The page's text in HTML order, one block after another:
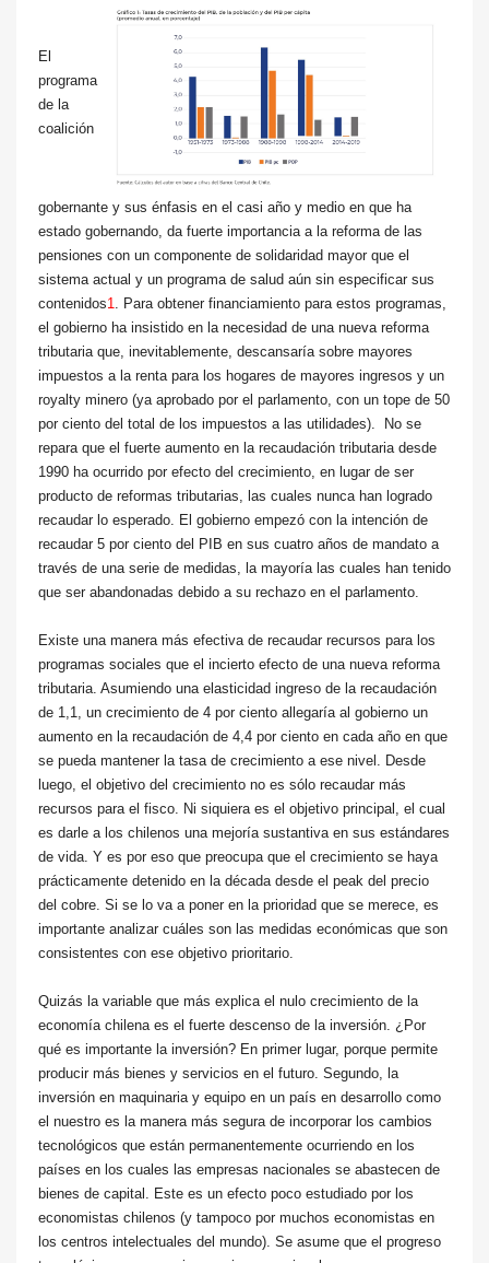
El
programa
de la
coalición
gobernante y sus énfasis en el casi año y medio en que ha
estado gobernando, da fuerte importancia a la reforma de las
pensiones con un componente de solidaridad mayor que el
sistema actual y un programa de salud aún sin especificar sus
contenidos1. Para obtener financiamiento para estos programas,
el gobierno ha insistido en la necesidad de una nueva reforma
tributaria que, inevitablemente, descansaría sobre mayores
impuestos a la renta para los hogares de mayores ingresos y un
royalty minero (ya aprobado por el parlamento, con un tope de 50
por ciento del total de los impuestos a las utilidades). No se
repara que el fuerte aumento en la recaudación tributaria desde
1990 ha ocurrido por efecto del crecimiento, en lugar de ser
producto de reformas tributarias, las cuales nunca han logrado
recaudar lo esperado. El gobierno empezó con la intención de
recaudar 5 por ciento del PIB en sus cuatro años de mandato a
través de una serie de medidas, la mayoría las cuales han tenido
que ser abandonadas debido a su rechazo en el parlamento.
Existe una manera más efectiva de recaudar recursos para los
programas sociales que el incierto efecto de una nueva reforma
tributaria. Asumiendo una elasticidad ingreso de la recaudación
de 1,1, un crecimiento de 4 por ciento allegaría al gobierno un
aumento en la recaudación de 4,4 por ciento en cada año en que
se pueda mantener la tasa de crecimiento a ese nivel. Desde
luego, el objetivo del crecimiento no es sólo recaudar más
recursos para el fisco. Ni siquiera es el objetivo principal, el cual
es darle a los chilenos una mejoría sustantiva en sus estándares
de vida. Y es por eso que preocupa que el crecimiento se haya
prácticamente detenido en la década desde el peak del precio
del cobre. Si se lo va a poner en la prioridad que se merece, es
importante analizar cuáles son las medidas económicas que son
consistentes con ese objetivo prioritario.
Quizás la variable que más explica el nulo crecimiento de la
economía chilena es el fuerte descenso de la inversión. ¿Por
qué es importante la inversión? En primer lugar, porque permite
producir más bienes y servicios en el futuro. Segundo, la
inversión en maquinaria y equipo en un país en desarrollo como
el nuestro es la manera más segura de incorporar los cambios
tecnológicos que están permanentemente ocurriendo en los
países en los cuales las empresas nacionales se abastecen de
bienes de capital. Este es un efecto poco estudiado por los
economistas chilenos (y tampoco por muchos economistas en
los centros intelectuales del mundo). Se asume que el progreso